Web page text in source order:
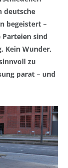
deutsche
begeistert –
Parteien sind
Kein Wunder,
zu
parat – und